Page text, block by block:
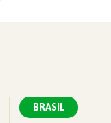
BRASIL